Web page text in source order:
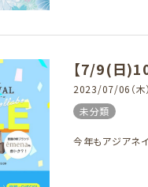
【7/9(日
2023/07/06（木）
未分類
今年もアジアネ